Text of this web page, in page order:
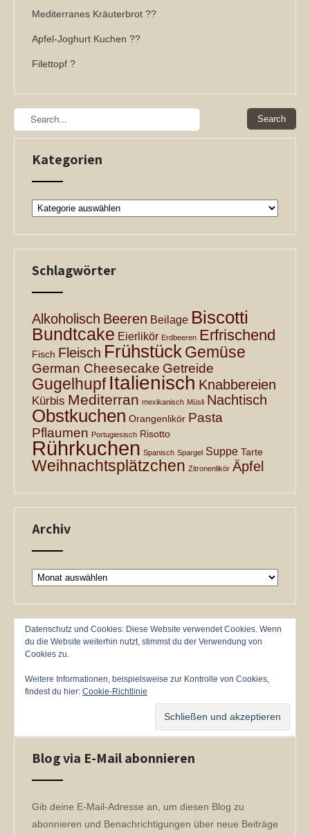
Mediterranes Kräuterbrot ??
Apfel-Joghurt Kuchen ??
Filettopf ?
Kategorien
Kategorien
Schlagwörter
Alkoholisch Beeren Beilage Biscotti
Bundtcake Eierlikör Erdbeeren Erfrischend
Fisch Fleisch Frühstück Gemüse
German Cheesecake Getreide
Gugelhupf Italienisch Knabbereien
Kürbis Mediterran mexikanisch Müsli Nachtisch
Obstkuchen Orangenlikör Pasta
Pflaumen Portugiesisch Risotto
Rührkuchen Spanisch Spargel Suppe Tarte
Weihnachtsplätzchen Zitronenlikör Äpfel
Archiv
Archiv
Datenschutz und Cookies: Diese Website verwendet Cookies. Wenn
du die Website weiterhin nutzt, stimmst du der Verwendung von
Cookies zu.
Weitere Informationen, beispielsweise zur Kontrolle von Cookies,
findest du hier: Cookie-Richtlinie
Blog via E-Mail abonnieren
Gib deine E-Mail-Adresse an, um diesen Blog zu
abonnieren und Benachrichtigungen über neue Beiträge